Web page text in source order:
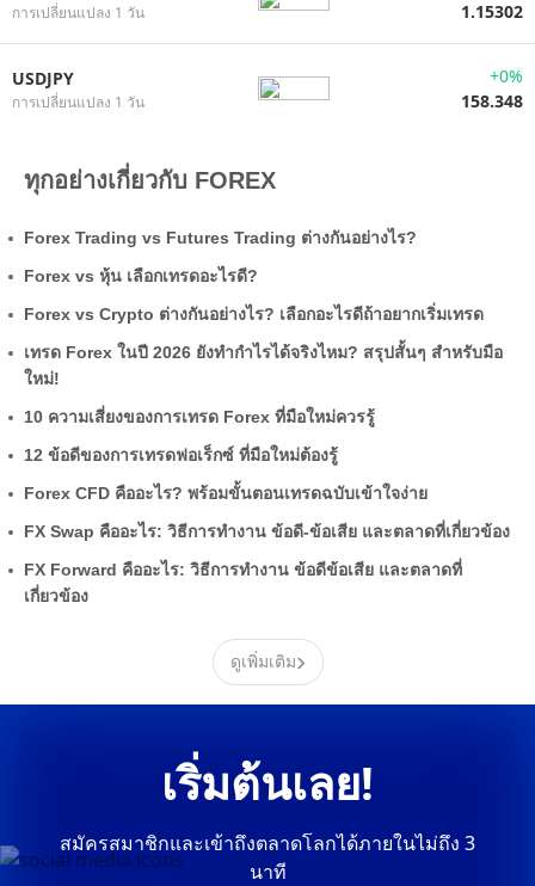
การเปลี่ยนแปลง 1 วัน 1.15302
USDJPY
การเปลี่ยนแปลง 1 วัน
+0%
158.348
ทุกอย่างเกี่ยวกับ FOREX
Forex Trading vs Futures Trading ต่างกันอย่างไร?
Forex vs หุ้น เลือกเทรดอะไรดี?
Forex vs Crypto ต่างกันอย่างไร? เลือกอะไรดีถ้าอยากเริ่มเทรด
เทรด Forex ในปี 2026 ยังทำกำไรได้จริงไหม? สรุปสั้นๆ สำหรับมือ
ใหม่!
10 ความเสี่ยงของการเทรด Forex ที่มือใหม่ควรรู้
12 ข้อดีของการเทรดฟอเร็กซ์ ที่มือใหม่ต้องรู้
Forex CFD คืออะไร? พร้อมขั้นตอนเทรดฉบับเข้าใจง่าย
FX Swap คืออะไร: วิธีการทำงาน ข้อดี-ข้อเสีย และตลาดที่เกี่ยวข้อง
FX Forward คืออะไร: วิธีการทำงาน ข้อดีข้อเสีย และตลาดที่
เกี่ยวข้อง
ดูเพิ่มเติม›
เริ่มต้นเลย!
สมัครสมาชิกและเข้าถึงตลาดโลกได้ภายในไม่ถึง 3
นาที